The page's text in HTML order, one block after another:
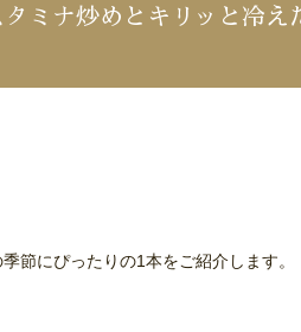
ミナ炒めとキリッと冷え
節にぴったりの1本をご紹介します。